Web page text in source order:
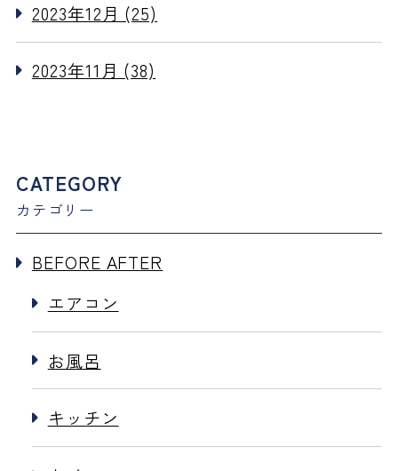
2023年12月 (25)
2023年11月 (38)
CATEGORY
カテゴリー
BEFORE AFTER
エアコン
お風呂
キッチン